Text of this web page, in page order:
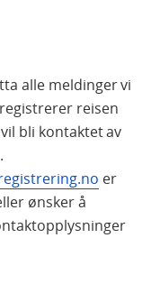
alle meldinger vi
reisen
bli kontaktet av
er
ønsker å